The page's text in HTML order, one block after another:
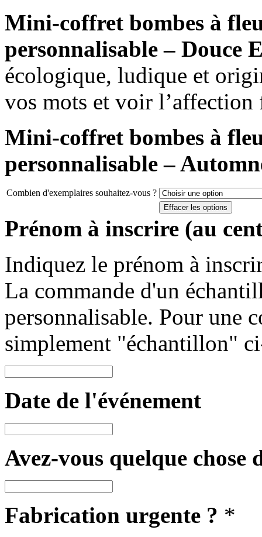
Mini-coffret bombes à
personnalisable – Douce
écologique, ludique et
vos mots et voir
Mini-coffret bombes à
personnalisable –
Combien d'exemplaires souhaitez-vous ?
Effacer les options
Prénom à inscrire (au
Indiquez le prénom à
La commande d'un
personnalisable. Pour une
simplement "échantillon"
Date de l'événement
Avez-vous quelque
Fabrication urgente ? *